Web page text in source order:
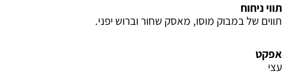
תווי ניחוח
תווים של במבוק מוסו, מאסק שחור וברוש יפני.
אפקט
עצי